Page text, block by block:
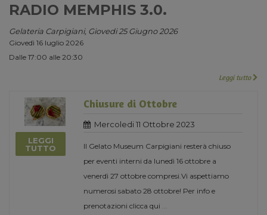
RADIO MEMPHIS 3.0.
Gelateria Carpigiani, Giovedi 25 Giugno 2026
Giovedì 16 luglio 2026
Dalle 17:00 alle 20:30
Leggi tutto
LEGGI
TUTTO
Chiusure di Ottobre
Mercoledi 11 Ottobre 2023
Il Gelato Museum Carpigiani resterà chiuso
per eventi interni da lunedì 16 ottobre a
venerdì 27 ottobre compresi.Vi aspettiamo
numerosi sabato 28 ottobre! Per info e
prenotazioni clicca qui